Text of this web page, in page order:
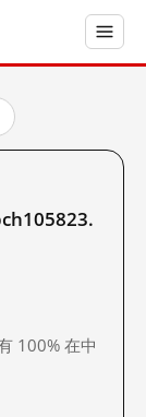
100% 在中